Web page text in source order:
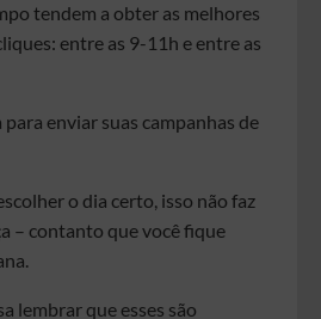
tendem a obter as melhores
entre as 9-11h e entre as
enviar suas campanhas de
o dia certo, isso não faz
– contanto que você fique
lembrar que esses são